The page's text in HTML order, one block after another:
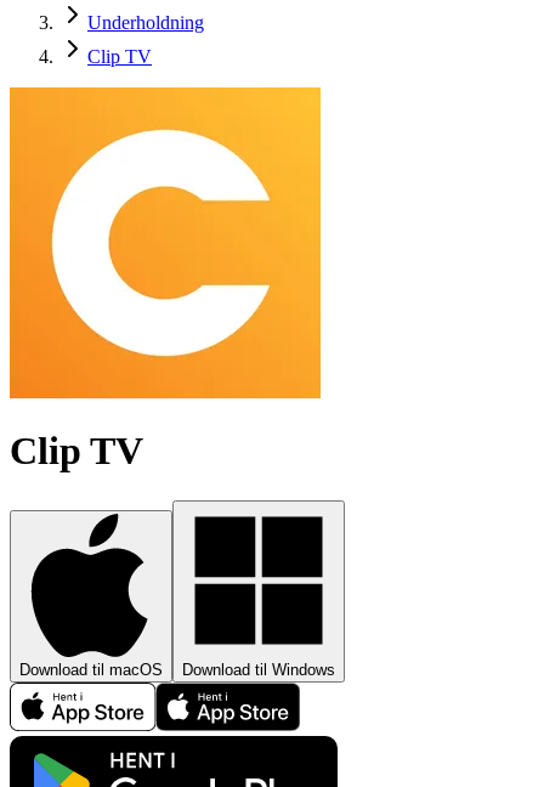
Underholdning
Clip TV
Clip TV
Download til macOS Download til Windows